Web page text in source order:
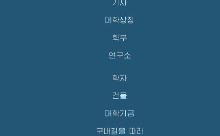
기사
대학상징
학부
연구소
학자
건물
대학기금
구내길을 따라